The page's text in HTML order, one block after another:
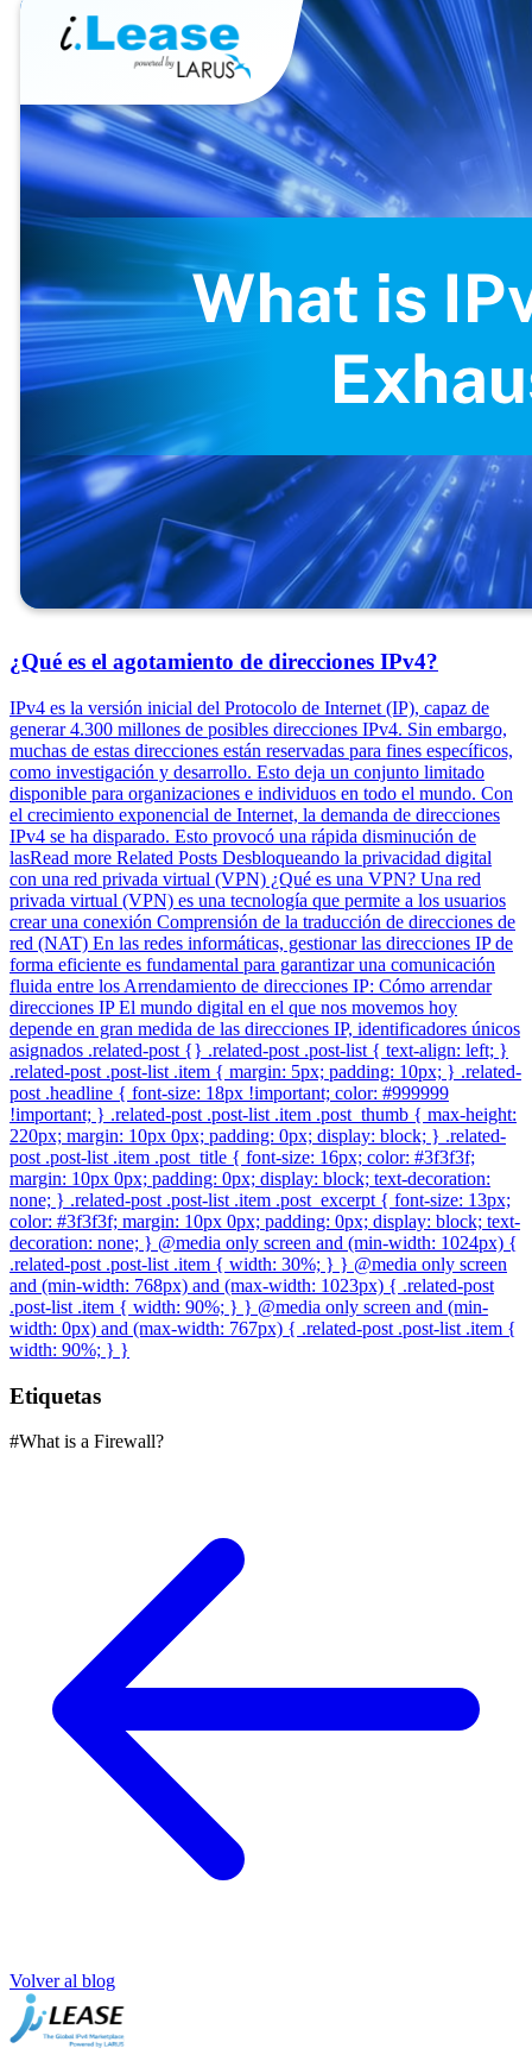
¿Qué es el agotamiento de direcciones IPv4?
IPv4 es la versión inicial del Protocolo de Internet (IP), capaz de
generar 4.300 millones de posibles direcciones IPv4. Sin embargo,
muchas de estas direcciones están reservadas para fines específicos,
como investigación y desarrollo. Esto deja un conjunto limitado
disponible para organizaciones e individuos en todo el mundo. Con
el crecimiento exponencial de Internet, la demanda de direcciones
IPv4 se ha disparado. Esto provocó una rápida disminución de
lasRead more Related Posts Desbloqueando la privacidad digital
con una red privada virtual (VPN) ¿Qué es una VPN? Una red
privada virtual (VPN) es una tecnología que permite a los usuarios
crear una conexión Comprensión de la traducción de direcciones de
red (NAT) En las redes informáticas, gestionar las direcciones IP de
forma eficiente es fundamental para garantizar una comunicación
fluida entre los Arrendamiento de direcciones IP: Cómo arrendar
direcciones IP El mundo digital en el que nos movemos hoy
depende en gran medida de las direcciones IP, identificadores únicos
asignados .related-post {} .related-post .post-list { text-align: left; }
.related-post .post-list .item { margin: 5px; padding: 10px; } .related-
post .headline { font-size: 18px !important; color: #999999
!important; } .related-post .post-list .item .post_thumb { max-height:
220px; margin: 10px 0px; padding: 0px; display: block; } .related-
post .post-list .item .post_title { font-size: 16px; color: #3f3f3f;
margin: 10px 0px; padding: 0px; display: block; text-decoration:
none; } .related-post .post-list .item .post_excerpt { font-size: 13px;
color: #3f3f3f; margin: 10px 0px; padding: 0px; display: block; text-
decoration: none; } @media only screen and (min-width: 1024px) {
.related-post .post-list .item { width: 30%; } } @media only screen
and (min-width: 768px) and (max-width: 1023px) { .related-post
.post-list .item { width: 90%; } } @media only screen and (min-
width: 0px) and (max-width: 767px) { .related-post .post-list .item {
width: 90%; } }
Etiquetas
#What is a Firewall?
Volver al blog